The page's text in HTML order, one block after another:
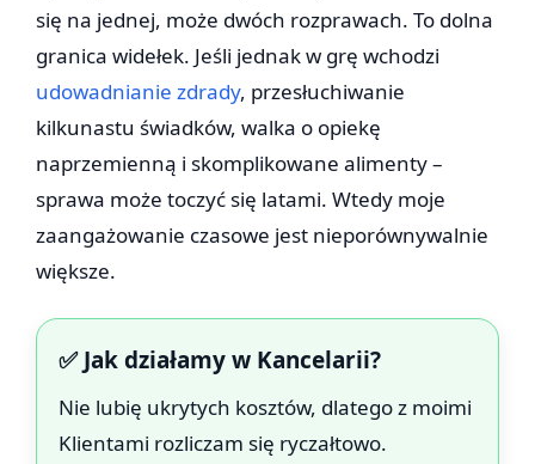
się na jednej, może dwóch rozprawach. To dolna
granica widełek. Jeśli jednak w grę wchodzi
udowadnianie zdrady, przesłuchiwanie
kilkunastu świadków, walka o opiekę
naprzemienną i skomplikowane alimenty –
sprawa może toczyć się latami. Wtedy moje
zaangażowanie czasowe jest nieporównywalnie
większe.
✅ Jak działamy w Kancelarii?
Nie lubię ukrytych kosztów, dlatego z moimi
Klientami rozliczam się ryczałtowo.